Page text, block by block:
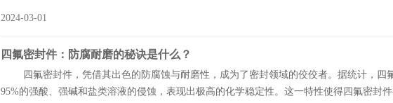
2024-03-01
四氟密封件：防腐耐磨的秘诀是什么？
四氟密封件，凭借其出色的防腐蚀与耐磨性，成为了密封领域的佼佼者。据统计，四
95%的强酸、强碱和盐类溶液的侵蚀，表现出极高的化学稳定性。这一特性使得四氟密封